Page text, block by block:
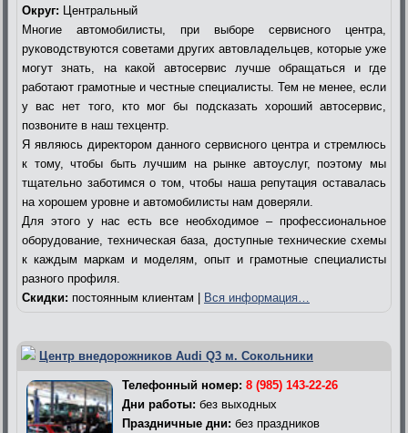
Округ: Центральный
Многие автомобилисты, при выборе сервисного центра,
руководствуются советами других автовладельцев, которые уже
могут знать, на какой автосервис лучше обращаться и где
работают грамотные и честные специалисты. Тем не менее, если
у вас нет того, кто мог бы подсказать хороший автосервис,
позвоните в наш техцентр.
Я являюсь директором данного сервисного центра и стремлюсь
к тому, чтобы быть лучшим на рынке автоуслуг, поэтому мы
тщательно заботимся о том, чтобы наша репутация оставалась
на хорошем уровне и автомобилисты нам доверяли.
Для этого у нас есть все необходимое – профессиональное
оборудование, техническая база, доступные технические схемы
к каждым маркам и моделям, опыт и грамотные специалисты
разного профиля.
Скидки: постоянным клиентам | Вся информация…
Центр внедорожников Audi Q3 м. Сокольники
Телефонный номер: 8 (985) 143-22-26
Дни работы: без выходных
Праздничные дни: без праздников